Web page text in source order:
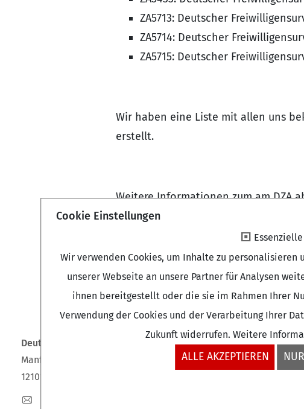
ZA5713: Deutscher
ZA5714: Deutscher
ZA5715: Deutscher
Wir haben eine Liste mit allen uns
erstellt.
Weitere Informationen zum amDZA
Deutsches Zentrum für Altersfragen (DZA)
Manfred-von-Richthofen-Straße 2
12101 Berlin
Cookie Einstellungen
Wir verwenden Cookies, um Inhalte zu
unserer Webseite an unsere Partner für Analysen
ihnen bereitgestellt oder die sie im Rahmen Ihrer
Verwendung der Cookies und der Verarbeitung Ihrer
Zukunft widerrufen. Weitere
ALLE AKZEPTIEREN